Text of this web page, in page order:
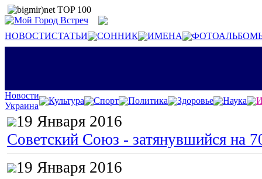
НОВОСТИСТАТЬИ СОННИК ИМЕНА
Новости
Украина
Культура Спорт Политика Здоровье Наука
19 Января 2016
Советский Союз - затянувшийся на
19 Января 2016